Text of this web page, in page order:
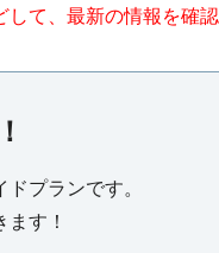
て、最新の情報を確認
プランです。
す！